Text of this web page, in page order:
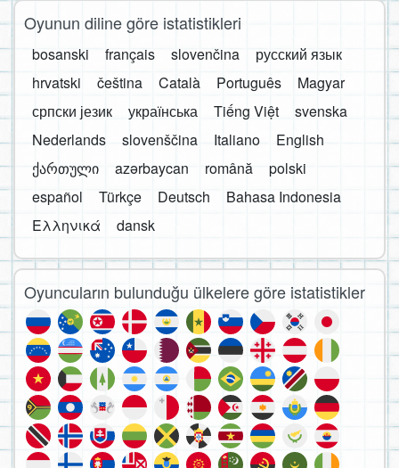
Oyunun diline göre istatistikleri
bosanski français slovenčina
русский язык
hrvatski
čeština Català Português
Magyar
српски језик
українська Tiếng Việt
svenska
Nederlands
slovenščina Italiano
English
ქართული
azərbaycan română
polski
español
Türkçe Deutsch
Bahasa Indonesia
Ελληνικά
dansk
Oyuncuların bulunduğu ülkelere göre istatistikler